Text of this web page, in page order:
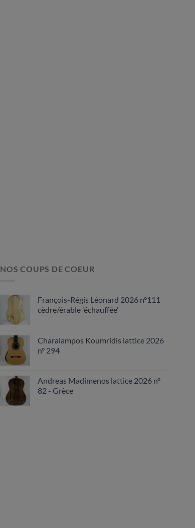
NOS COUPS DE COEUR
François-Régis Léonard 2026 n°111
cèdre/érable 'échauffée'
Charalampos Koumridis lattice 2026
n° 294
Andreas Madimenos lattice 2026 n°
82 - Grèce